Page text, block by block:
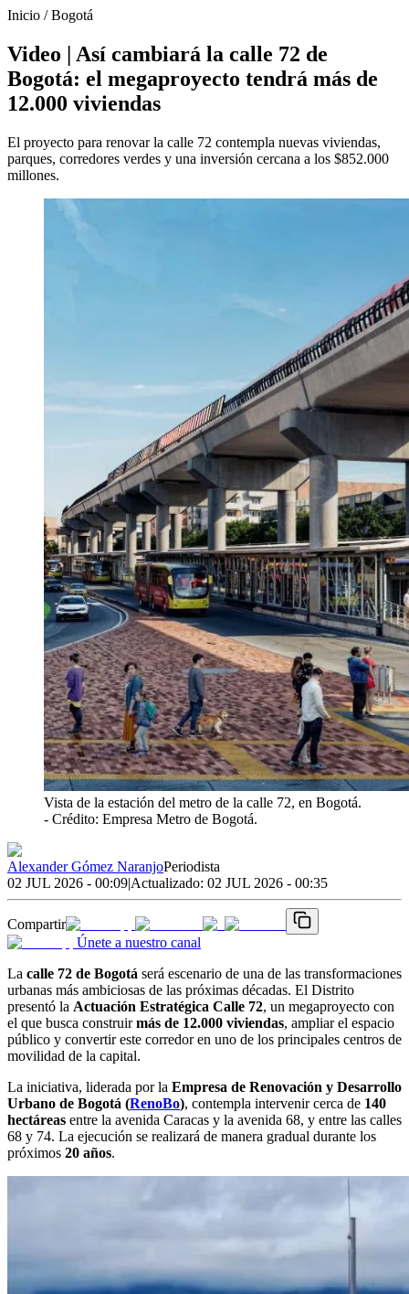
Inicio /Bogotá
Video | Así cambiará la calle 72 de
Bogotá: el megaproyecto tendrá más de
12.000 viviendas
El proyecto para renovar la calle 72 contempla nuevas viviendas,
parques, corredores verdes y una inversión cercana a los $852.000
millones.
Vista de la estación del metro de la calle 72, en Bogotá.
- Crédito: Empresa Metro de Bogotá.
Alexander Gómez NaranjoPeriodista
02 JUL 2026 - 00:09|Actualizado: 02 JUL 2026 - 00:35
Compartir
Únete a nuestro canal
La calle 72 de Bogotá será escenario de una de las transformaciones
urbanas más ambiciosas de las próximas décadas. El Distrito
presentó la Actuación Estratégica Calle 72, un megaproyecto con
el que busca construirmás de 12.000 viviendas, ampliar el espacio
público y convertir este corredor en uno de los principales centros de
movilidad de la capital.
La iniciativa, liderada por la Empresa de Renovación y Desarrollo
Urbano de Bogotá (RenoBo), contempla intervenir cerca de 140
hectáreas entre la avenida Caracas y la avenida 68, y entre las calles
68 y 74. La ejecución se realizará de manera gradual durante los
próximos 20 años.